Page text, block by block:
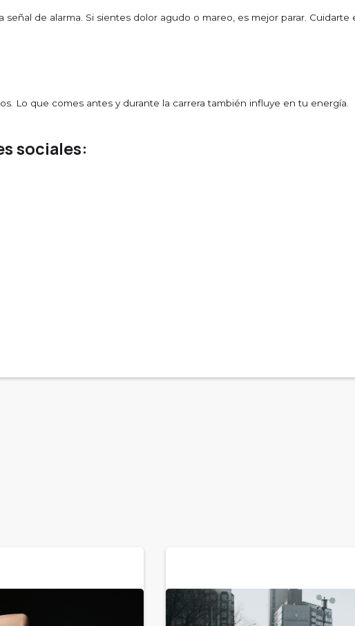
de alarma. Si sientes dolor agudo o mareo, es mejor parar. Cuidarte
Lo que comes antes y durante la carrera también influye en tu energía.
sociales: